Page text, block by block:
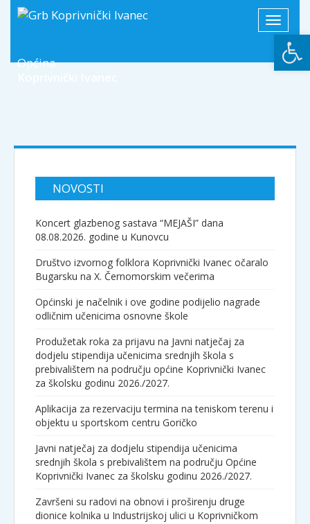
Toggle
Općina
NOVOSTI
Koncert glazbenog sastava “MEJAŠI” dana
08.08.2026. godine u Kunovcu
Društvo izvornog folklora Koprivnički Ivanec očaralo
Bugarsku na X. Černomorskim večerima
Općinski je načelnik i ove godine podijelio nagrade
odličnim učenicima osnovne škole
Produžetak roka za prijavu na Javni natječaj za
dodjelu stipendija učenicima srednjih škola s
prebivalištem na području općine Koprivnički Ivanec
za školsku godinu 2026./2027.
Aplikacija za rezervaciju termina na teniskom terenu i
objektu u sportskom centru Goričko
Javni natječaj za dodjelu stipendija učenicima
srednjih škola s prebivalištem na području Općine
Koprivnički Ivanec za školsku godinu 2026./2027.
Završeni su radovi na obnovi i proširenju druge
dionice kolnika u Industrijskoj ulici u Koprivničkom